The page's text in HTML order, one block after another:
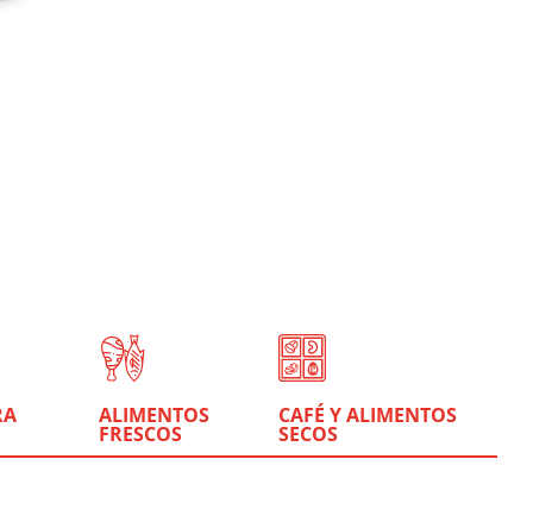
ALIMENTOS
FRESCOS
CAFÉ Y ALIMENTOS
SECOS